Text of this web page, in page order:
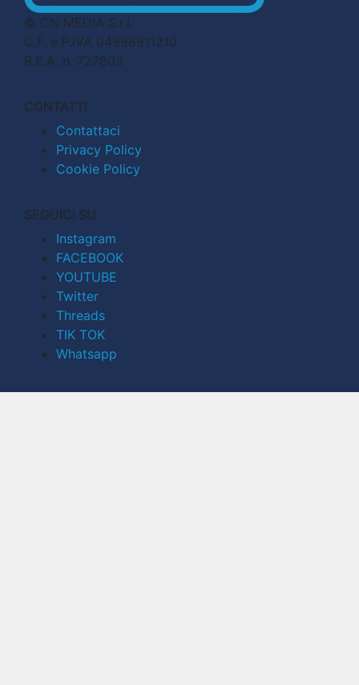
© CN MEDIA S.r.l.
C.F. e P.IVA 04998911210
R.E.A. n. 727803
CONTATTI
Contattaci
Privacy Policy
Cookie Policy
SEGUICI SU
Instagram
FACEBOOK
YOUTUBE
Twitter
Threads
TIK TOK
Whatsapp